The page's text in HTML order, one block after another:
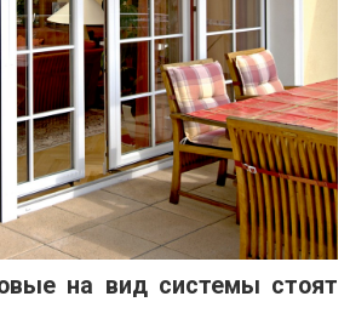
на вид системы стоят